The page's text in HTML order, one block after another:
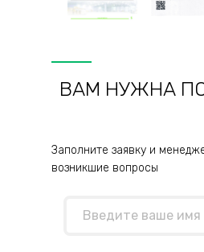
ВАМ НУЖНА
Заполните заявку и
возникшие вопросы